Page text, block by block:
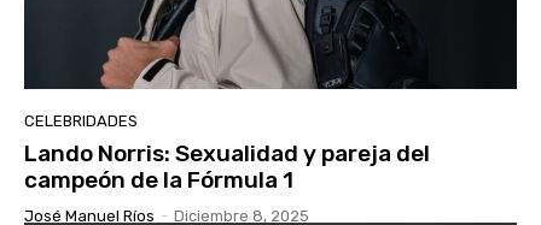
CELEBRIDADES
Lando Norris: Sexualidad y pareja del
campeón de la Fórmula 1
José Manuel Ríos - Diciembre 8, 2025